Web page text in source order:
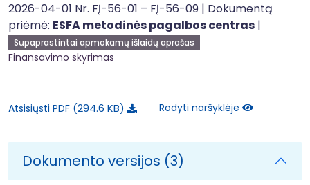
2026-04-01 Nr. FĮ-56-01 – FĮ-56-09 | Dokumentą
priėmė: ESFA metodinės pagalbos centras |
Supaprastintai apmokamų išlaidų aprašas
Finansavimo skyrimas
Atsisiųsti PDF 294.6 KB Rodyti naršyklėje
Dokumento versijos (3)